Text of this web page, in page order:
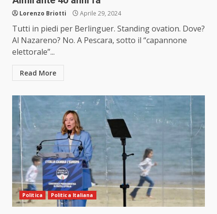
Lorenzo Briotti Aprile 29, 2024
Tutti in piedi per Berlinguer. Standing ovation. Dove?
Al Nazareno? No. A Pescara, sotto il “capannone
elettorale”...
Read More
Politica Politica Italiana